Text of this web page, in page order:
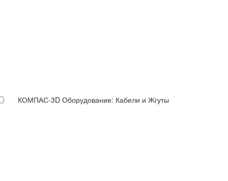
КОМПАС-3D Оборудование: Кабели и Жгуты